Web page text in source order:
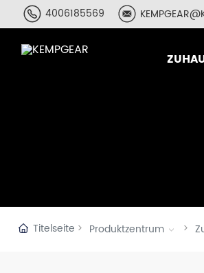
4006185569
Titelseite Produktzentrum